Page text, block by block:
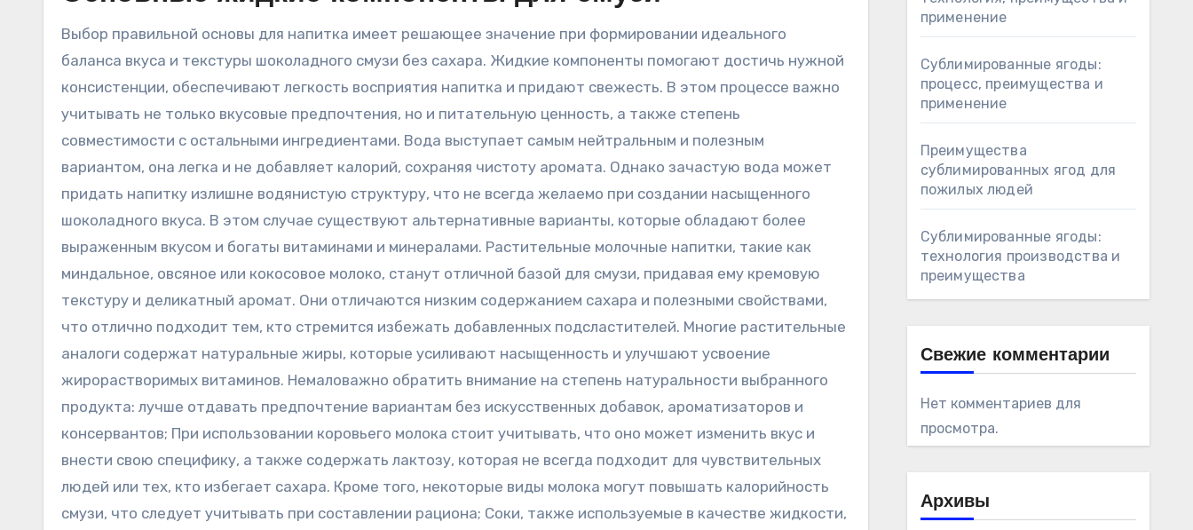
Выбор правильной основы для напитка имеет решающее значение при формировании идеального
баланса вкуса и текстуры шоколадного смузи без сахара. Жидкие компоненты помогают достичь нужной
консистенции, обеспечивают легкость восприятия напитка и придают свежесть. В этом процессе важно
учитывать не только вкусовые предпочтения, но и питательную ценность, а также степень
совместимости с остальными ингредиентами. Вода выступает самым нейтральным и полезным
вариантом, она легка и не добавляет калорий, сохраняя чистоту аромата. Однако зачастую вода может
придать напитку излишне водянистую структуру, что не всегда желаемо при создании насыщенного
шоколадного вкуса. В этом случае существуют альтернативные варианты, которые обладают более
выраженным вкусом и богаты витаминами и минералами. Растительные молочные напитки, такие как
миндальное, овсяное или кокосовое молоко, станут отличной базой для смузи, придавая ему кремовую
текстуру и деликатный аромат. Они отличаются низким содержанием сахара и полезными свойствами,
что отлично подходит тем, кто стремится избежать добавленных подсластителей. Многие растительные
аналоги содержат натуральные жиры, которые усиливают насыщенность и улучшают усвоение
жирорастворимых витаминов. Немаловажно обратить внимание на степень натуральности выбранного
продукта: лучше отдавать предпочтение вариантам без искусственных добавок, ароматизаторов и
консервантов; При использовании коровьего молока стоит учитывать, что оно может изменить вкус и
внести свою специфику, а также содержать лактозу, которая не всегда подходит для чувствительных
людей или тех, кто избегает сахара. Кроме того, некоторые виды молока могут повышать калорийность
смузи, что следует учитывать при составлении рациона; Соки, также используемые в качестве жидкости,
применение
Сублимированные ягоды:
процесс, преимущества и
применение
Преимущества
сублимированных ягод для
пожилых людей
Сублимированные ягоды:
технология производства и
преимущества
Свежие комментарии
Нет комментариев для
просмотра.
Архивы